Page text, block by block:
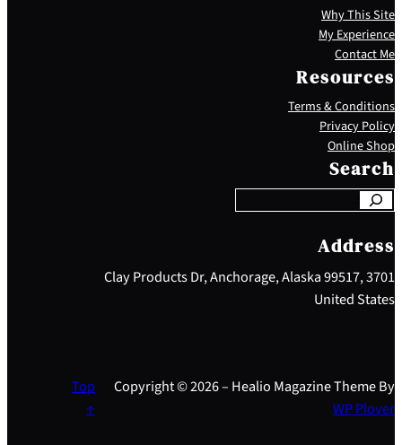
Why This Site
My Experience
Contact Me
Resources
Terms & Conditions
Privacy Policy
Online Shop
Search
S
e
a
c
Address
3701 Clay Products Dr, Anchorage, Alaska 99517,
United States
Copyright © 2026 – Healio Magazine Theme By
WP Plover
Top
↑